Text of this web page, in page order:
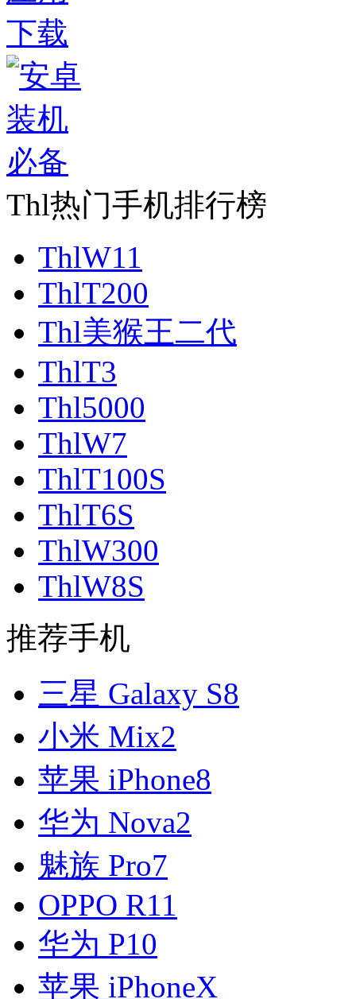
Thl热门手机排行榜
ThlW11
ThlT200
Thl美猴王二代
ThlT3
Thl5000
ThlW7
ThlT100S
ThlT6S
ThlW300
ThlW8S
推荐手机
三星 Galaxy S8
小米 Mix2
苹果 iPhone8
华为 Nova2
魅族 Pro7
OPPO R11
华为 P10
苹果 iPhoneX